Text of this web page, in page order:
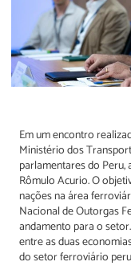
Em um encontro
Ministério dos
parlamentares do
Rômulo Acurio. O
nações na área
Nacional de Outorgas
andamento para o
entre as duas
do setor ferroviário